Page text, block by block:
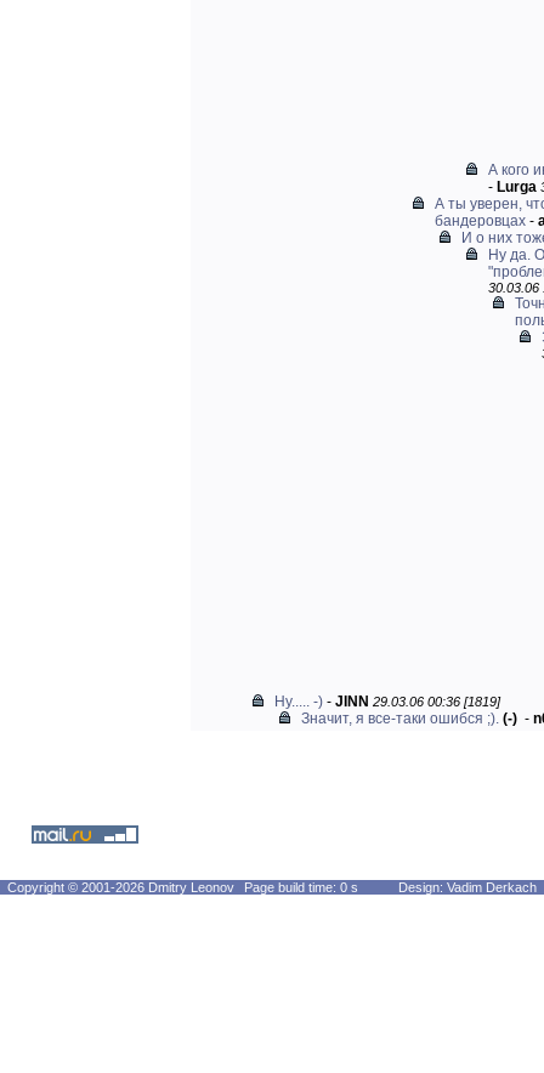
А кого
- Lurga
А ты уверен,
бандеровцах -
И о них
Ну да.
30.03.06
Ну..... -) - JINN 29.03.06 00:36 [1819]
Значит, я все-таки ошибся ;). (-) -
Copyright © 2001-2026 Dmitry Leonov Page build time: 0 s Design: Vadim Derkach